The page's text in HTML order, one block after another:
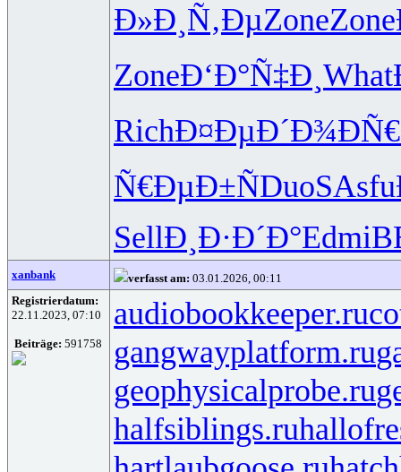
Ð»Ð¸Ñ‚ÐµZoneZone
ZoneÐ‘Ð°Ñ‡Ð¸ What
RichÐ¤ÐµÐ´Ð¾
Ñ€ÐµÐ±ÑDuoSAsfu
SellÐ¸Ð·Ð´Ð°Edmi
xanbank verfasst am: 03.01.2026, 00:11
Registrierdatum:
22.11.2023, 07:10
Beiträge: 591758
audiobookkeeper.ru
gangwayplatform.ru
geophysicalprobe.ru
halfsiblings.ru